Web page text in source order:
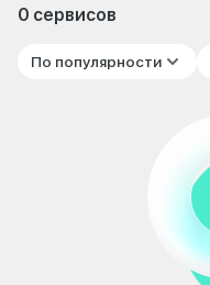
0 сервисов
По популярности